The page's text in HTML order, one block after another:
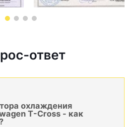
ответ
охлаждения
T-Cross - как